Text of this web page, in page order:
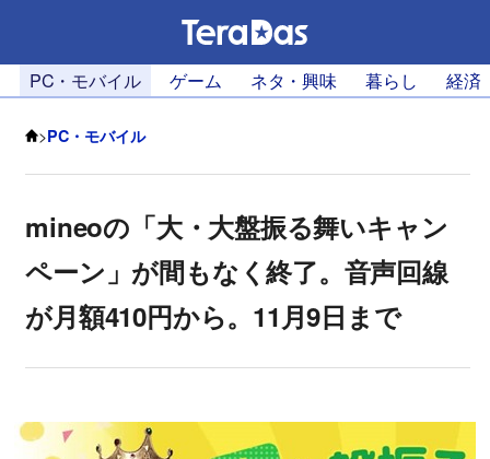
PC・モバイル ゲーム ネタ・興味 暮らし 経済
>PC・モバイル
mineoの「大・大盤振る舞いキャン
ペーン」が間もなく終了。音声回線
が月額410円から。11月9日まで